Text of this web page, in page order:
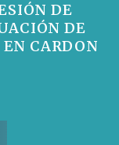
DE
DE
CARDON